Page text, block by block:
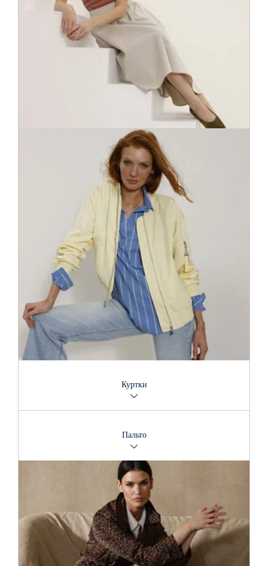
Легкие и женственные юбки можно разнообразно
комбинировать и подстраивать под различные случаи и
сезоны. Мы предлагаем широкий ассортимент как
классических силуэтов, так и актуальнейших тенденций.
Куртки
помощью можно продемонстрировать свой характер и
выразить модный посыл. В подходящей куртке Вы
же время произвести впечатление. Наш магазин
предлагает широкий выбор – от легких межсезонных
моделей до теплых, комфортных курток.
Пальто